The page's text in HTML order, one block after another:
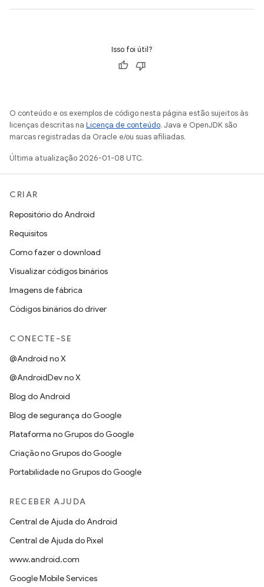
Isso foi útil?
O conteúdo e os exemplos de código nesta página estão sujeitos às
licenças descritas na Licença de conteúdo. Java e OpenJDK são
marcas registradas da Oracle e/ou suas afiliadas.
Última atualização 2026-01-08 UTC.
CRIAR
Repositório do Android
Requisitos
Como fazer o download
Visualizar códigos binários
Imagens de fábrica
Códigos binários do driver
CONECTE-SE
@Android no X
@AndroidDev no X
Blog do Android
Blog de segurança do Google
Plataforma no Grupos do Google
Criação no Grupos do Google
Portabilidade no Grupos do Google
RECEBER AJUDA
Central de Ajuda do Android
Central de Ajuda do Pixel
www.android.com
Google Mobile Services